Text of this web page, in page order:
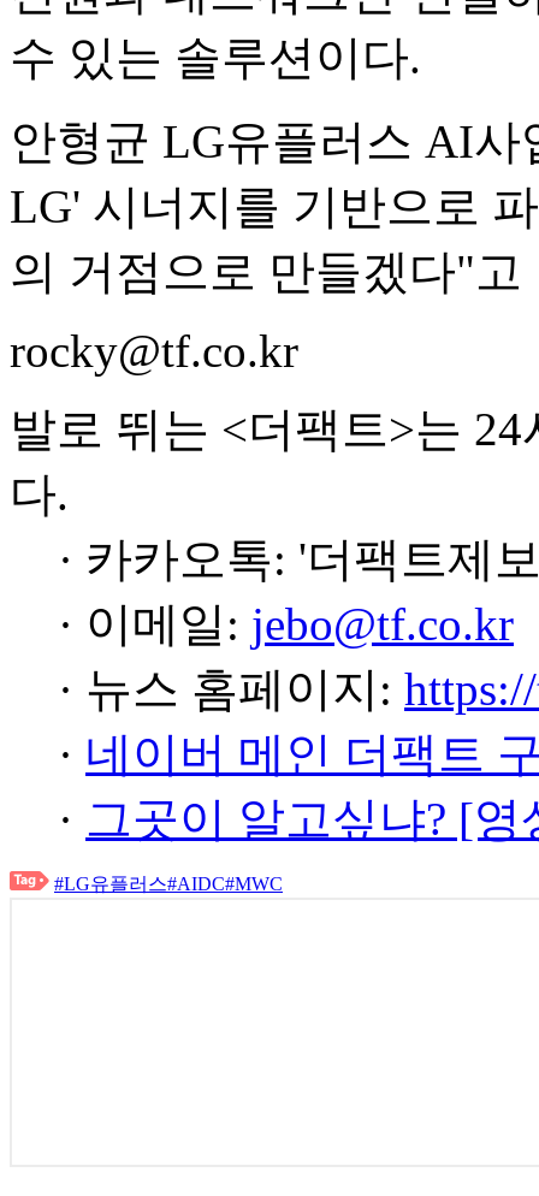
수 있는 솔루션이다.
안형균 LG유플러스 AI
LG' 시너지를 기반으로
의 거점으로 만들겠다"고
rocky@tf.co.kr
발로 뛰는 <더팩트>는
다.
· 카카오톡: '더팩트제
· 이메일: jebo@tf.co.kr
· 뉴스 홈페이지:
· 네이버 메인 더팩트
· 그곳이 알고싶냐? [
#LG유플러스#AIDC#MWC